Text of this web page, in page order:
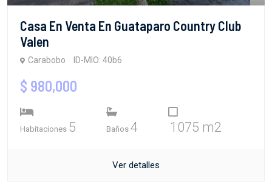
Casa En Venta En Guataparo Country Club
Valen
Carabobo ID-MIO: 40b6
$ 980,000
Habitaciones 5 Baños 4 1075 m2
Ver detalles